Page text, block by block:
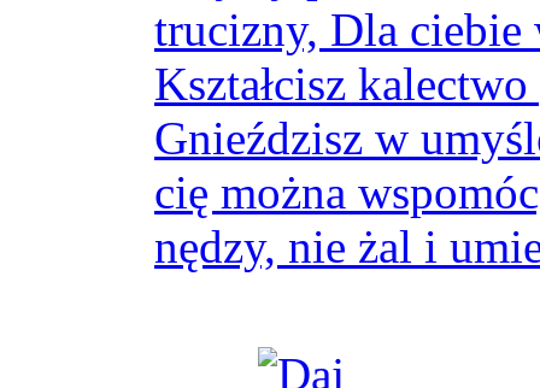
trucizny, Dla ciebie
Kształcisz
Gnieździsz w
cię można
nędzy, nie żal i